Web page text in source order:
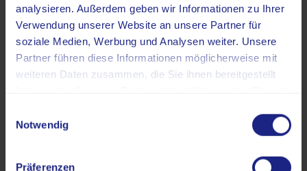
analysieren. Außerdem geben wir Informationen zu Ihrer
Verwendung unserer Website an unsere Partner für
soziale Medien, Werbung und Analysen weiter. Unsere
Partner führen diese Informationen möglicherweise mit
weiteren Daten zusammen, die Sie ihnen bereitgestellt
Notwendig
Präferenzen
Nebenwirkungen der DOTATOC-PET-CT
Für einige Fragestellungen bezüglich der CT-Komponente
wird zusätzlich einjodhaltiges Kontrastmittelverwendet.
Dabei können verschiedene Nebenwirkungen auftreten.
Möglich sind:
metallischer Geschmack im Mund,